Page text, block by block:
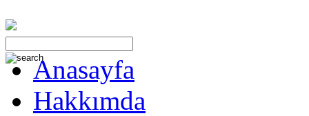
Anasayfa
Hakkımda